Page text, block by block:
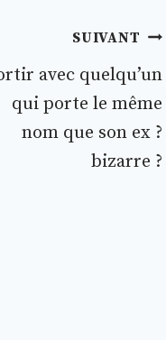
SUIVANT
avec quelqu’un
qui porte le même
nom que son ex ?
bizarre ?